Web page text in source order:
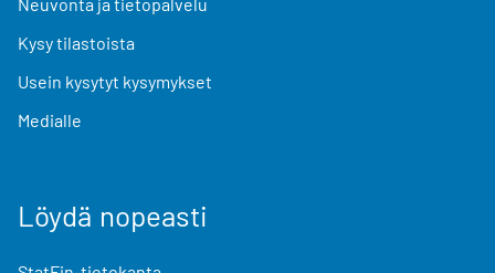
Kysy tilastoista
Usein kysytyt kysymykset
Medialle
Löydä nopeasti